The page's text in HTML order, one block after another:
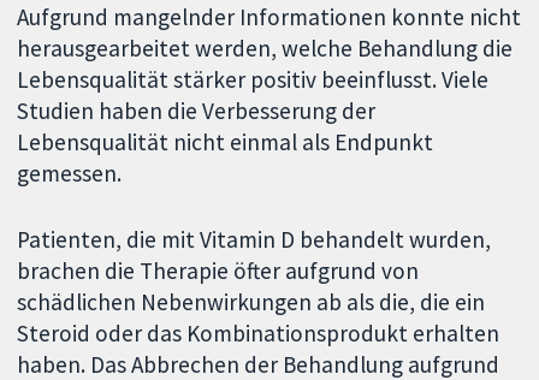
Aufgrund mangelnder Informationen konnte nicht
herausgearbeitet werden, welche Behandlung die
Lebensqualität stärker positiv beeinflusst. Viele
Studien haben die Verbesserung der
Lebensqualität nicht einmal als Endpunkt
gemessen.
Patienten, die mit Vitamin D behandelt wurden,
brachen die Therapie öfter aufgrund von
schädlichen Nebenwirkungen ab als die, die ein
Steroid oder das Kombinationsprodukt erhalten
haben. Das Abbrechen der Behandlung aufgrund